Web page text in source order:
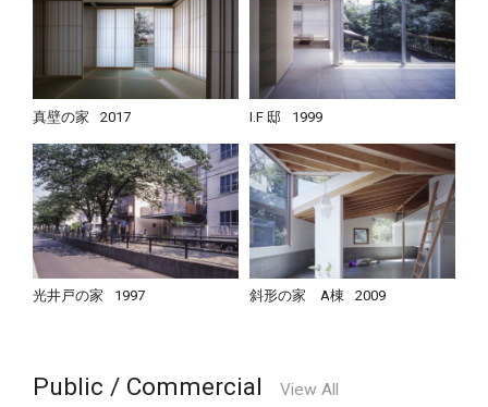
真壁の家 2017 I.F 邸 1999
光井戸の家 1997 斜形の家 A棟 2009
Public / Commercial View All